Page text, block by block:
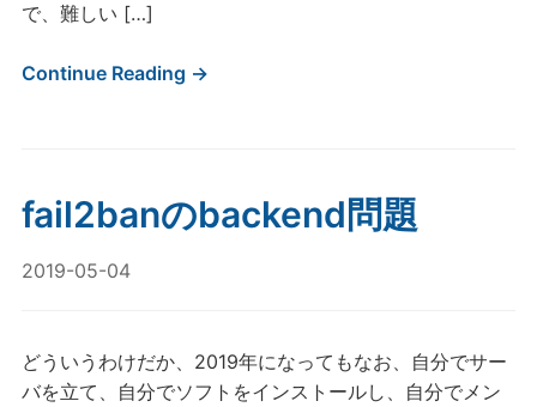
で、難しい […]
Continue Reading →
fail2banのbackend問題
2019-05-04
どういうわけだか、2019年になってもなお、自分でサー
バを立て、自分でソフトをインストールし、自分でメン